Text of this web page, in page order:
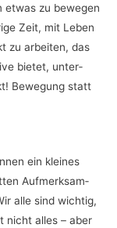
etwas zu bewe­gen
Zeit, mit Leben
zu arbei­ten, das
bie­tet, unter­
Bewe­gung statt
ein klei­nes
Auf­merk­sam­
alle sind wich­tig,
nicht alles – aber